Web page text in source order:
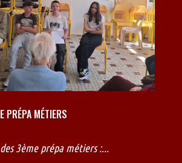
PRÉPA MÉTIERS
3ème prépa métiers :...